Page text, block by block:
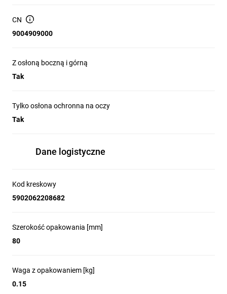
CN
9004909000
Z osłoną boczną i górną
Tak
Tylko osłona ochronna na oczy
Tak
Dane logistyczne
Kod kreskowy
5902062208682
Szerokość opakowania [mm]
80
Waga z opakowaniem [kg]
0.15